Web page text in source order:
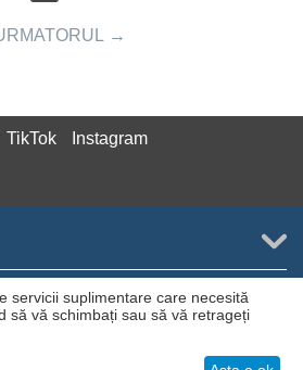
TikTok Instagram
Srl.
servicii suplimentare care necesită
să vă schimbați sau să vă retrageți